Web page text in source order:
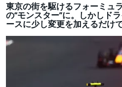
東京の街を駆けるフォーミュ
の“モンスター”に。しかしド
ースに少し変更を加えるだけで